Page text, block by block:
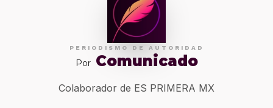
PERIODISMO DE AUTORIDAD
Por Comunicado
Colaborador de ES PRIMERA MX